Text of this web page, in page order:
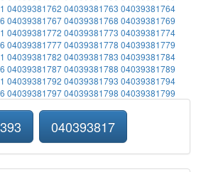
04039381762 04039381763 04039381764
0403938176704039381768 04039381769
04039381772 04039381773 04039381774
0403938177704039381778 04039381779
04039381782 04039381783 04039381784
0403938178704039381788 04039381789
04039381792 04039381793 04039381794
0403938179704039381798 04039381799
040393817